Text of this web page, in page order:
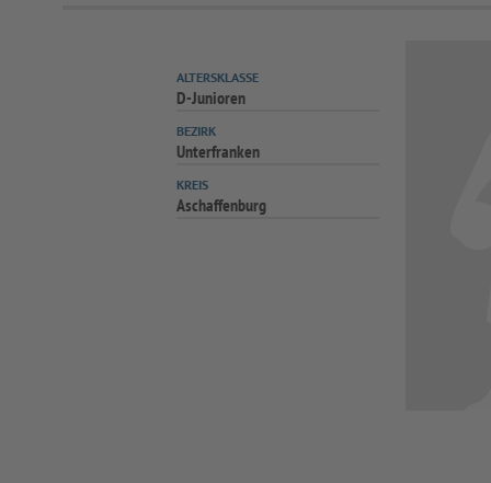
ALTERSKLASSE
D-Junioren
BEZIRK
Unterfranken
KREIS
Aschaffenburg